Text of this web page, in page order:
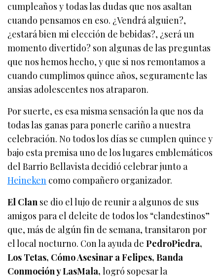
cumpleaños y todas las dudas que nos asaltan
cuando pensamos en eso. ¿Vendrá alguien?,
¿estará bien mi elección de bebidas?, ¿será un
momento divertido? son algunas de las preguntas
que nos hemos hecho, y que si nos remontamos a
cuando cumplimos quince años, seguramente las
ansias adolescentes nos atraparon.
Por suerte, es esa misma sensación la que nos da
todas las ganas para ponerle cariño a nuestra
celebración. No todos los días se cumplen quince y
bajo esta premisa uno de los lugares emblemáticos
del Barrio Bellavista decidió celebrar junto a
Heineken como compañero organizador.
El Clan se dio el lujo de reunir a algunos de sus
amigos para el deleite de todos los “clandestinos”
que, más de algún fin de semana, transitaron por
el local nocturno. Con la ayuda dePedroPiedra,
Los Tetas, Cómo Asesinar a Felipes, Banda
Conmoción y LasMala,logró sopesar la